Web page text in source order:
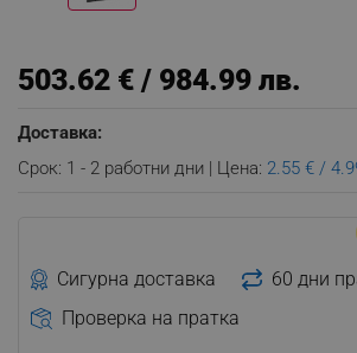
503.62 € / 984.99 лв.
Доставка:
Срок: 1 - 2 работни дни | Цена: 2.55 € /
Сигурна доставка
60 дни
Проверка на пратка